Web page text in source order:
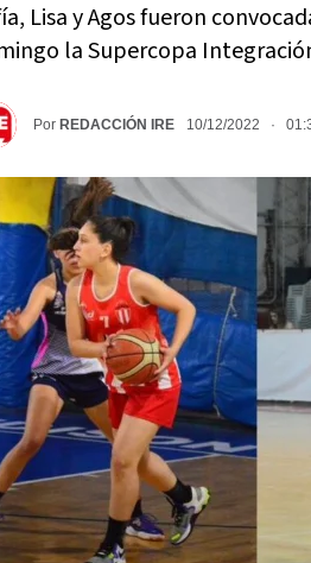
Lisa y Agos fueron
la Supercopa
Por REDACCIÓN IRE 10/12/2022 ·